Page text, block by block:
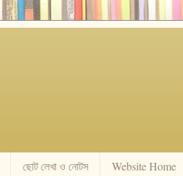
ছোট লেখা ও নোটস Website Home